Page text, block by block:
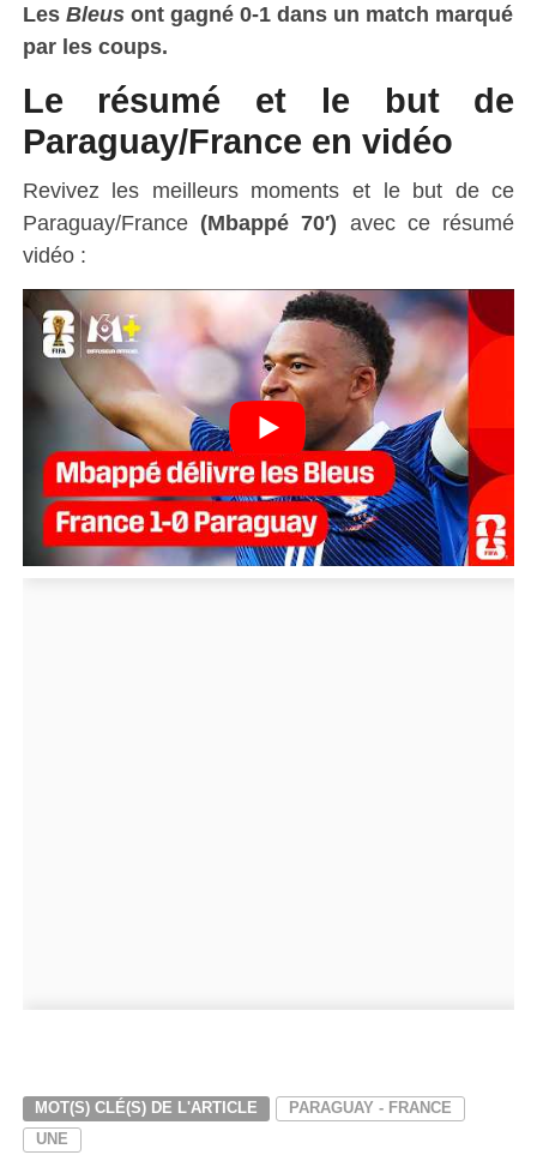
Les Bleus ont gagné 0-1 dans un match marqué
par les coups.
Le résumé et le but de
Paraguay/France en vidéo
Revivez les meilleurs moments et le but de ce
Paraguay/France (Mbappé 70′) avec ce résumé
vidéo :
MOT(S) CLÉ(S) DE L'ARTICLE
PARAGUAY - FRANCE
UNE